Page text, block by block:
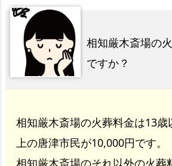
相知厳木斎場の
ですか？
相知厳木斎場の火葬料金は13歳
上の唐津市民が10,000円です。
相知厳木斎場のそれ以外の火葬